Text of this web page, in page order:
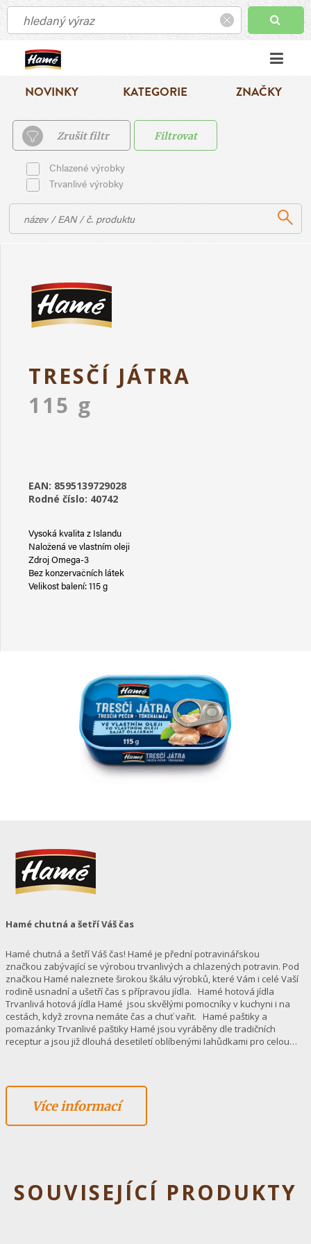
NOVINKY KATEGORIE ZNAČKY
Zrušit filtr Filtrovat
Chlazené výrobky
Trvanlivé výrobky
TRESČÍ JÁTRA
115 g
EAN: 8595139729028
Rodné číslo: 40742
Vysoká kvalita z Islandu
Naložená ve vlastním oleji
Zdroj Omega-3
Bez konzervačních látek
Velikost balení: 115 g
Hamé chutná a šetří Váš čas
Hamé chutná a šetří Váš čas! Hamé je přední potravinářskou
značkou zabývající se výrobou trvanlivých a chlazených potravin. Pod
značkou Hamé naleznete širokou škálu výrobků, které Vám i celé Vaší
rodině usnadní a ušetří čas s přípravou jídla. Hamé hotová jídla
Trvanlivá hotová jídla Hamé jsou skvělými pomocníky v kuchyni i na
cestách, když zrovna nemáte čas a chuť vařit. Hamé paštiky a
pomazánky Trvanlivé paštiky Hamé jsou vyráběny dle tradičních
receptur a jsou již dlouhá desetiletí oblíbenými lahůdkami pro celou…
Více informací
SOUVISEJÍCÍ PRODUKTY